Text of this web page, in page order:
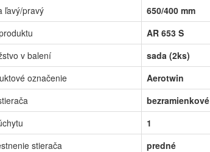
ľavý/pravý
650/400 mm
AR 653 S
v balení
sada (2ks)
označenie
Aerotwin
bezramienkové
1
stierača
predné